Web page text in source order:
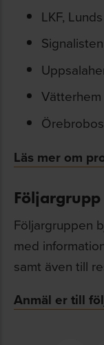
LKF,
Läs mer om
Följargruppen
med
samt även till
Anmäl er till